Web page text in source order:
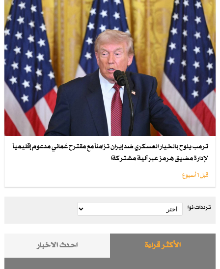
ترمب يلوح بالخيار العسكري ضد إيران تزامناً مع مقترح عُماني مدعوم إقليمياً
لإدارة مضيق هرمز عبر آلية مشتركةا
قبل 1 أسبوع
ترددات نوا
الأكثر قراءة احدث الاخبار